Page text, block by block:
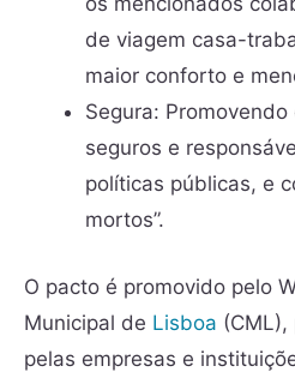
de viagem casa-
maior conforto e
Segura:
seguros e
políticas públicas, e
mortos”.
O pacto é promovido pelo
Municipal de Lisboa (CML),
pelas empresas e